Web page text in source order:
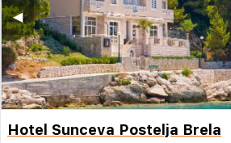
◀︎
Hotel Sunceva Postelja Brela